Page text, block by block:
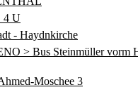
4 U
- Haydnkirche
> Bus Steinmüller vorm
Moschee 3